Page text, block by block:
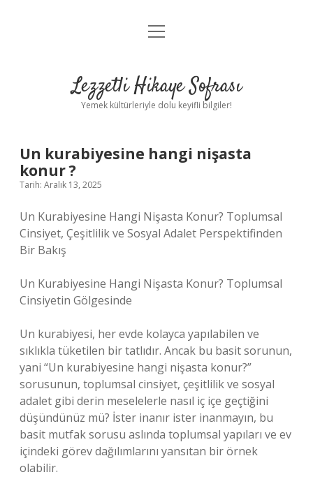
Anasayfa
Yasal Uyarı
menüyü
Lezzetli Hikaye Sofrası
Yemek kültürleriyle dolu keyifli bilgiler!
Un kurabiyesine hangi nişasta
konur ?
Tarih: Aralık 13, 2025
Un Kurabiyesine Hangi Nişasta Konur? Toplumsal
Cinsiyet, Çeşitlilik ve Sosyal Adalet Perspektifinden
Bir Bakış
Un Kurabiyesine Hangi Nişasta Konur? Toplumsal
Cinsiyetin Gölgesinde
Un kurabiyesi, her evde kolayca yapılabilen ve
sıklıkla tüketilen bir tatlıdır. Ancak bu basit sorunun,
yani “Un kurabiyesine hangi nişasta konur?”
sorusunun, toplumsal cinsiyet, çeşitlilik ve sosyal
adalet gibi derin meselelerle nasıl iç içe geçtiğini
düşündünüz mü? İster inanır ister inanmayın, bu
basit mutfak sorusu aslında toplumsal yapıları ve ev
içindeki görev dağılımlarını yansıtan bir örnek
olabilir.